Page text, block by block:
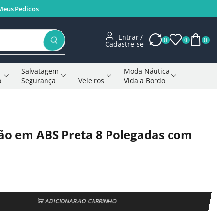
Pedidos
Entrar /
Cadastre-se 0 0 0
Salvatagem
Segurança
Veleiros
Moda Náutica
Vida a Bordo
em ABS Preta 8 Polegadas com
ADICIONAR AO CARRINHO